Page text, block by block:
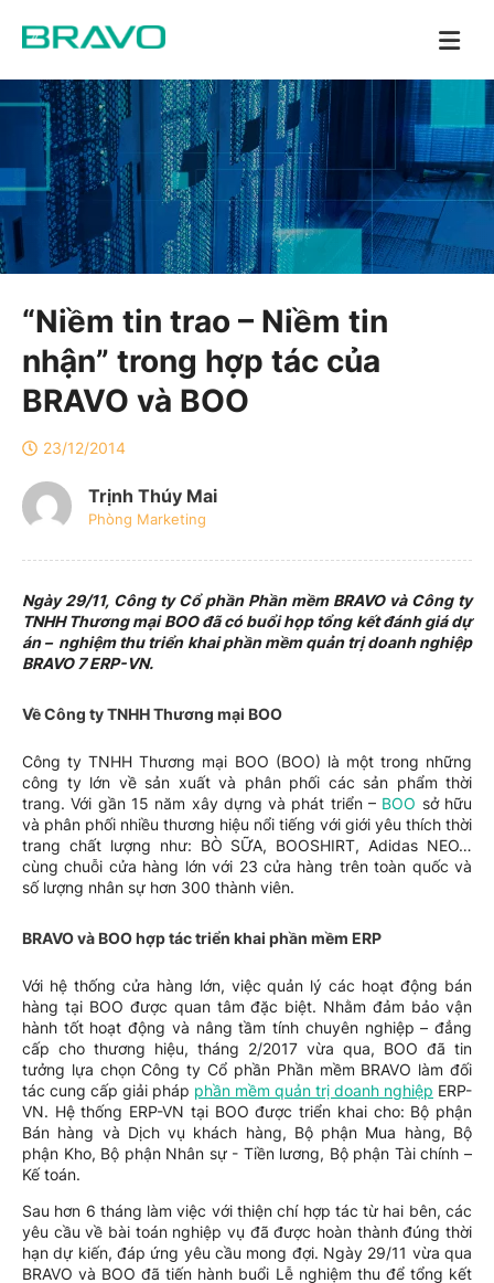
“Niềm tin trao – Niềm tin
nhận” trong hợp tác của
BRAVO và BOO
23/12/2014
Trịnh Thúy Mai
Phòng Marketing
Ngày 29/11, Công ty Cổ phần Phần mềm BRAVO và Công ty
TNHH Thương mại BOO đã có buổi họp tổng kết đánh giá dự
án – nghiệm thu triển khai phần mềm quản trị doanh nghiệp
BRAVO 7 ERP-VN.
Về Công ty TNHH Thương mại BOO
Công ty TNHH Thương mại BOO (BOO) là một trong những
công ty lớn về sản xuất và phân phối các sản phẩm thời
trang. Với gần 15 năm xây dựng và phát triển – BOO sở hữu
và phân phối nhiều thương hiệu nổi tiếng với giới yêu thích thời
trang chất lượng như: BÒ SỮA, BOOSHIRT, Adidas NEO…
cùng chuỗi cửa hàng lớn với 23 cửa hàng trên toàn quốc và
số lượng nhân sự hơn 300 thành viên.
BRAVO và BOO hợp tác triển khai phần mềm ERP
Với hệ thống cửa hàng lớn, việc quản lý các hoạt động bán
hàng tại BOO được quan tâm đặc biệt. Nhằm đảm bảo vận
hành tốt hoạt động và nâng tầm tính chuyên nghiệp – đẳng
cấp cho thương hiệu, tháng 2/2017 vừa qua, BOO đã tin
tưởng lựa chọn Công ty Cổ phần Phần mềm BRAVO làm đối
tác cung cấp giải pháp phần mềm quản trị doanh nghiệp ERP-
VN. Hệ thống ERP-VN tại BOO được triển khai cho: Bộ phận
Bán hàng và Dịch vụ khách hàng, Bộ phận Mua hàng, Bộ
phận Kho, Bộ phận Nhân sự - Tiền lương, Bộ phận Tài chính –
Kế toán.
Sau hơn 6 tháng làm việc với thiện chí hợp tác từ hai bên, các
yêu cầu về bài toán nghiệp vụ đã được hoàn thành đúng thời
hạn dự kiến, đáp ứng yêu cầu mong đợi. Ngày 29/11 vừa qua
BRAVO và BOO đã tiến hành buổi Lễ nghiệm thu để tổng kết